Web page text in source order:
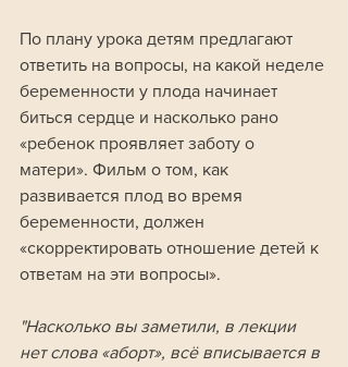
По плану урока детям предлагают
ответить на вопросы, на какой неделе
беременности у плода начинает
биться сердце и насколько рано
«ребенок проявляет заботу о
матери». Фильм о том, как
развивается плод во время
беременности, должен
«скорректировать отношение детей к
ответам на эти вопросы».
"Насколько вы заметили, в лекции
нет слова «аборт», всё вписывается в